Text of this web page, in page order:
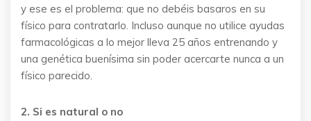
y ese es el problema: que no debéis basaros en su
físico para contratarlo. Incluso aunque no utilice ayudas
farmacológicas a lo mejor lleva 25 años entrenando y
una genética buenísima sin poder acercarte nunca a un
físico parecido.
2. Si es natural o no